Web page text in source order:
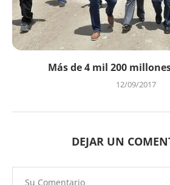
Más de 4 mil 200
12/09/2017
DEJAR UN